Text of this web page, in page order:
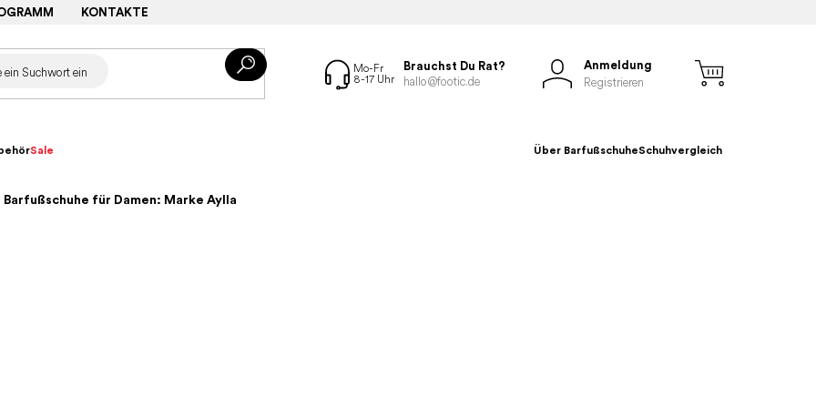
KONTAKTE
Brauchst Du Rat?
hallo@footic.de
Anmeldung
Registrieren
Sale Über BarfußschuheSchuhvergleich
für Damen: Marke Aylla